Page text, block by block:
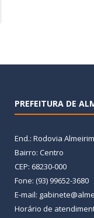
PREFEITURA DE
End.: Rodovia
Bairro: Centro
CEP: 68230-000
Fone: (93) 99652-3680
E-mail:
Horário de